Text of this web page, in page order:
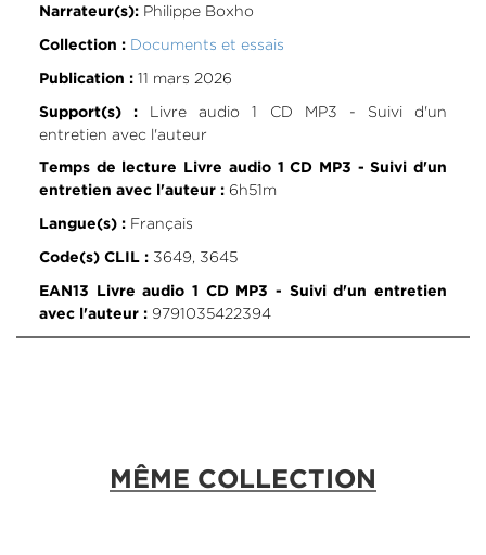
Narrateur(s):Philippe Boxho
Collection : Documents et essais
Publication :11 mars 2026
Support(s) :
Livre audio 1 CD MP3 - Suivi d'un
entretien avec l'auteur
Temps de lecture Livre audio 1 CD MP3 - Suivi d'un
entretien avec l'auteur :6h51m
Langue(s) :Français
Code(s) CLIL :3649, 3645
EAN13 Livre audio 1 CD MP3 - Suivi d'un entretien
avec l'auteur :9791035422394
MÊME COLLECTION